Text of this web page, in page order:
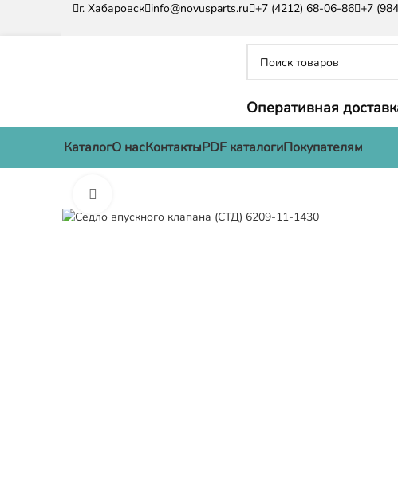
г. Хабаровск info@novusparts.ru +7 (4212) 68-06-86 +7
Оперативная
КаталогО насКонтактыPDF каталогиПокупателям